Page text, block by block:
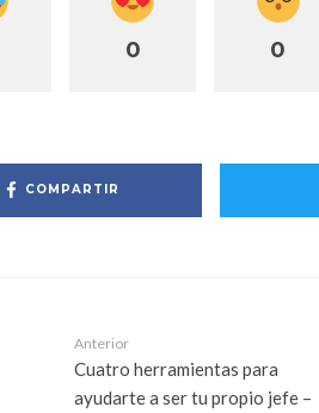
0 0
COMPARTIR
Anterior
Cuatro herramientas para
ayudarte a ser tu propio jefe –